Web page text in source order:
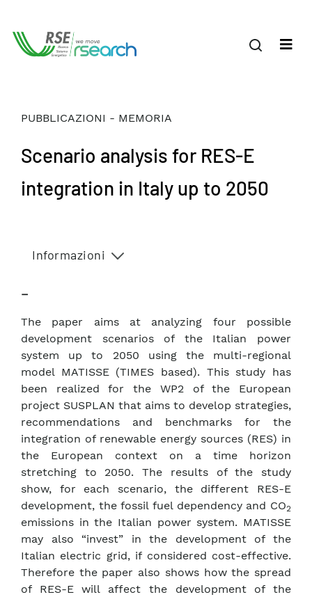
PUBBLICAZIONI - MEMORIA
Scenario analysis for RES-E
integration in Italy up to 2050
Informazioni
–
The paper aims at analyzing four possible
development scenarios of the Italian power
system up to 2050 using the multi-regional
model MATISSE (TIMES based). This study has
been realized for the WP2 of the European
project SUSPLAN that aims to develop strategies,
recommendations and benchmarks for the
integration of renewable energy sources (RES) in
the European context on a time horizon
stretching to 2050. The results of the study
show, for each scenario, the different RES-E
development, the fossil fuel dependency and CO2
emissions in the Italian power system. MATISSE
may also “invest” in the development of the
Italian electric grid, if considered cost-effective.
Therefore the paper also shows how the spread
of RES-E will affect the development of the